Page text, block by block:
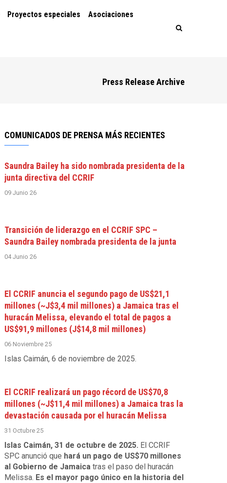
Proyectos especiales Asociaciones
Press Release Archive
COMUNICADOS DE PRENSA MÁS RECIENTES
Saundra Bailey ha sido nombrada presidenta de la
junta directiva del CCRIF
09 Junio 26
Transición de liderazgo en el CCRIF SPC –
Saundra Bailey nombrada presidenta de la junta
04 Junio 26
El CCRIF anuncia el segundo pago de US$21,1
millones (~J$3,4 mil millones) a Jamaica tras el
huracán Melissa, elevando el total de pagos a
US$91,9 millones (J$14,8 mil millones)
06 Noviembre 25
Islas Caimán, 6 de noviembre de 2025.
El CCRIF realizará un pago récord de US$70,8
millones (~J$11,4 mil millones) a Jamaica tras la
devastación causada por el huracán Melissa
31 Octubre 25
Islas Caimán, 31 de octubre de 2025. El CCRIF
SPC anunció que hará un pago de US$70 millones
al Gobierno de Jamaica tras el paso del huracán
Melissa. Es el mayor pago único en la historia del